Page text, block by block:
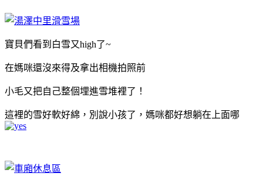
寶貝們看到白雪又high了~
在媽咪還沒來得及拿出相機拍照前
小毛又把自己整個埋進雪堆裡了！
這裡的雪好軟好綿，別說小孩了，媽咪都好想躺在上面哪